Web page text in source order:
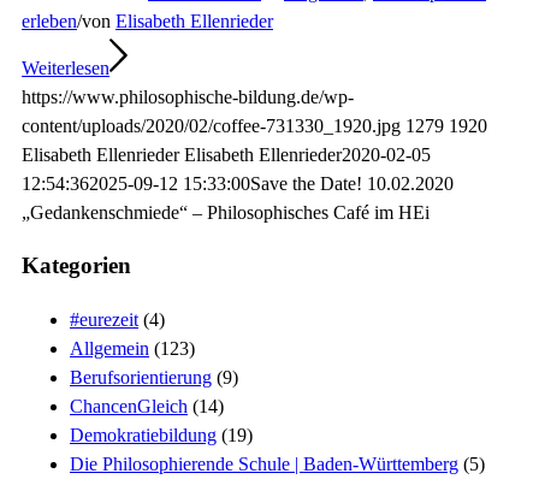
erleben/von Elisabeth Ellenrieder
Weiterlesen
https://www.philosophische-bildung.de/wp-
content/uploads/2020/02/coffee-731330_1920.jpg 1279 1920
Elisabeth Ellenrieder Elisabeth Ellenrieder2020-02-05
12:54:362025-09-12 15:33:00Save the Date! 10.02.2020
„Gedankenschmiede“ – Philosophisches Café im HEi
Kategorien
#eurezeit (4)
Allgemein (123)
Berufsorientierung (9)
ChancenGleich (14)
Demokratiebildung (19)
Die Philosophierende Schule | Baden-Württemberg (5)